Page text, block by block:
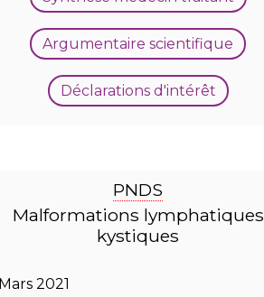
Argumentaire scientifique
Déclarations d'intérêt
PNDS
Malformations lymphatiques
kystiques
Mars 2021